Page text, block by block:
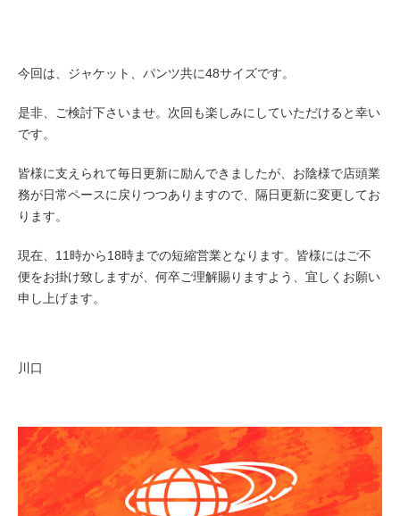
今回は、ジャケット、パンツ共に48サイズです。
是非、ご検討下さいませ。次回も楽しみにしていただけると幸い
です。
皆様に支えられて毎日更新に励んできましたが、お陰様で店頭業
務が日常ペースに戻りつつありますので、隔日更新に変更してお
ります。
現在、11時から18時までの短縮営業となります。皆様にはご不
便をお掛け致しますが、何卒ご理解賜りますよう、宜しくお願い
申し上げます。
川口